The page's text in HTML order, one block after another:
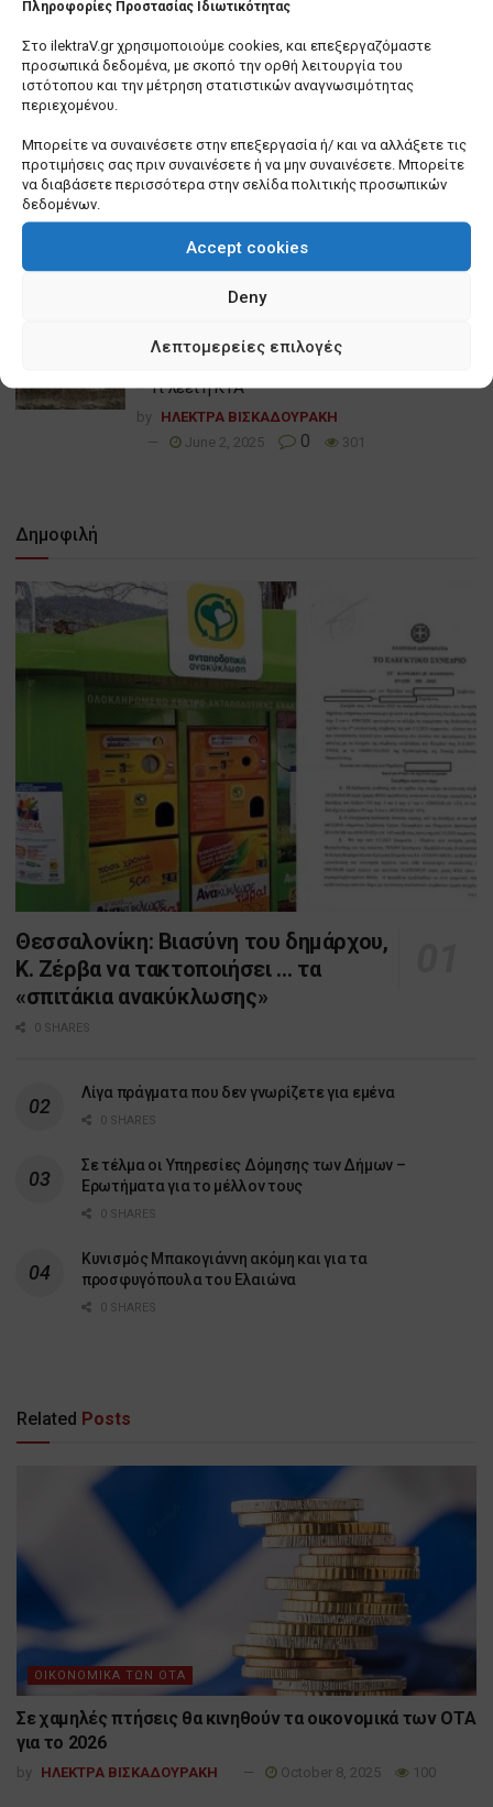
Πληροφορίες Προστασίας Ιδιωτικότητας
Στο ilektraV.gr χρησιμοποιούμε cookies, και επεξεργαζόμαστε
προσωπικά δεδομένα, με σκοπό την ορθή λειτουργία του
ιστότοπου και την μέτρηση στατιστικών αναγνωσιμότητας
περιεχομένου.
Μπορείτε να συναινέσετε στην επεξεργασία ή/ και να αλλάξετε τις
προτιμήσεις σας πριν συναινέσετε ή να μην συναινέσετε. Μπορείτε
να διαβάσετε περισσότερα στην σελίδα πολιτικής προσωπικών
δεδομένων.
Accept cookies
Deny
Λεπτομερείες επιλογές
Αναστάτωση στην Αττική με τα σχέδια
by
ΗΛΕΚΤΡΑ ΒΙΣΚΑΔΟΥΡΑΚΗ
October 8, 2025
0 247
Σε χαμηλές πτήσεις θα κινηθούν τα οικονομικά
των ΟΤΑ για το 2026
by ΗΛΕΚΤΡΑ ΒΙΣΚΑΔΟΥΡΑΚΗ
October 8, 2025
Στην Πυροσβεστική ο γενικός έλεγχος για τα
– Τι λέει η ΚΥΑ
by ΗΛΕΚΤΡΑ ΒΙΣΚΑΔΟΥΡΑΚΗ
June 2, 2025
0 301
Δημοφιλή
Θεσσαλονίκη: Βιασύνη του δημάρχου,
Κ. Ζέρβα να τακτοποιήσει … τα
«σπιτάκια ανακύκλωσης»
0 SHARES
Λίγα πράγματα που δεν γνωρίζετε για εμένα
0 SHARES
Σε τέλμα οι Υπηρεσίες Δόμησης των Δήμων –
Ερωτήματα για το μέλλον τους
0 SHARES
Κυνισμός Μπακογιάννη ακόμη και για τα
προσφυγόπουλα του Ελαιώνα
0 SHARES
Related Posts
ΟΙΚΟΝΟΜΙΚΑ ΤΩΝ ΟΤΑ
Σε χαμηλές πτήσεις θα κινηθούν τα οικονομικά των ΟΤΑ
για το 2026
by ΗΛΕΚΤΡΑ ΒΙΣΚΑΔΟΥΡΑΚΗ October 8, 2025 100